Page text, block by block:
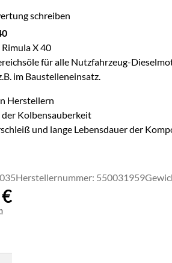
schreiben
X 40
für alle Nutzfahrzeug-
im Baustelleneinsatz.
Herstellern
Kolbensauberkeit
und lange Lebensdauer der
Herstellernummer: 550031959
€